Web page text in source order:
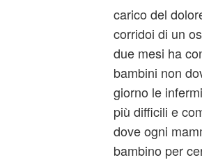
carico del
corridoi di un
due mesi ha
bambini non
giorno le
più difficili e
dove ogni
bambino per